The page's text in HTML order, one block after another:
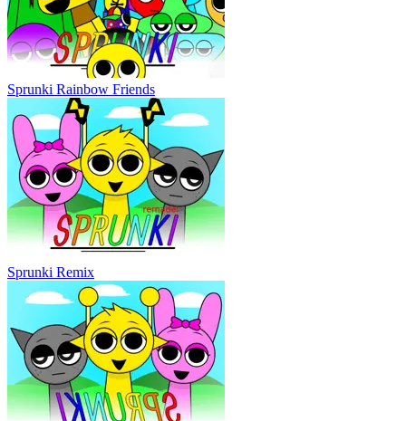
Sprunki Rainbow Friends
Sprunki Remix